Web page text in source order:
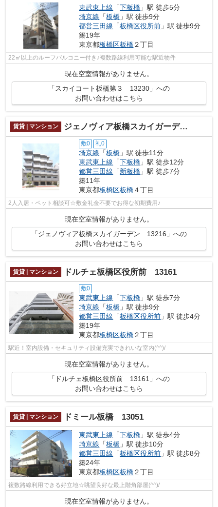
東武東上線 「下板橋 」駅 徒歩5分
埼京線 「板橋 」駅 徒歩9分
都営三田線 「板橋区役所前 」駅 徒歩9分
築19年
東京都板橋区板橋２丁目
22㎡以上のルーフバルコニー付き♪複数路線利用可能な駅近物件
現在空室情報がありません。
「スカイコート板橋第３ 13230」への
お問い合わせはこちら
賃貸 | マンション ジェノヴィア板橋スカイガーデン 13216
敷0 礼0
埼京線 「板橋 」駅 徒歩11分
東武東上線 「下板橋 」駅 徒歩12分
都営三田線 「新板橋 」駅 徒歩7分
築11年
東京都板橋区板橋４丁目
2人入居・ペット相談可☆敷金礼金不要でお得な初期費用♪
現在空室情報がありません。
「ジェノヴィア板橋スカイガーデン 13216」への
お問い合わせはこちら
賃貸 | マンション ドルチェ板橋区役所前 13161
敷0
東武東上線 「下板橋 」駅 徒歩7分
埼京線 「板橋 」駅 徒歩9分
都営三田線 「板橋区役所前 」駅 徒歩4分
築19年
東京都板橋区板橋２丁目
駅近！室内設備・セキュリティ設備充実できれいな室内(^^)/
現在空室情報がありません。
「ドルチェ板橋区役所前 13161」への
お問い合わせはこちら
賃貸 | マンション ドミール板橋 13051
東武東上線 「下板橋 」駅 徒歩4分
埼京線 「板橋 」駅 徒歩10分
都営三田線 「板橋区役所前 」駅 徒歩8分
築24年
東京都板橋区板橋２丁目
複数路線利用できる好立地☆眺望良好な最上階角部屋(^^)/
現在空室情報がありません。